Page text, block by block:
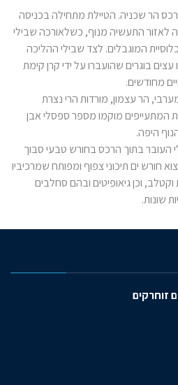
הר שכניה. הטיילת מתחילה בכניסה
לאזור התעשיה מנוף, כשלאורכה שבילי
המוגבלים. לצד שבילי ההליכה
עצים בוגרים שהועברו על ידי קרן קימת
מחודשים.
הר עצמון, מורדות הרי נצרת
המתעייפים מוקמו מספר ספסלי אבן
היפה.
העובר בתוך הרכס בחורש טבעי סבוך
חורש ים תיכוני צפוף ומפותח שמרכיביו
וכן גיאופיטים ובהם סחלבים
שונות.
זוחרקים